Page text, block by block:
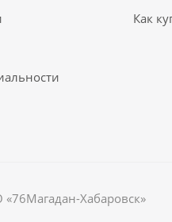
Как
Хабаровск»